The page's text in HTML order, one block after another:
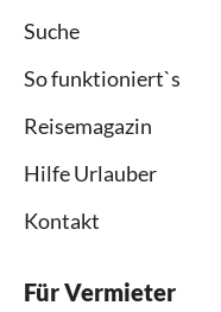
Suche
So funktioniert`s
Reisemagazin
Hilfe Urlauber
Kontakt
Für Vermieter